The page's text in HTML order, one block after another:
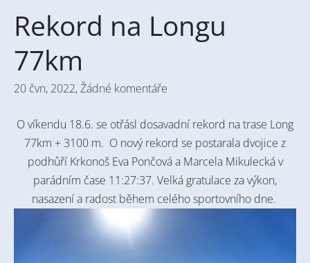
Rekord na Longu
77km
20 čvn, 2022,Žádné komentáře
O víkendu 18.6. se otřásl dosavadní rekord na trase Long
77km + 3100 m. O nový rekord se postarala dvojice z
podhůří Krkonoš Eva Pončová a Marcela Mikulecká v
parádním čase 11:27:37. Velká gratulace za výkon,
nasazení a radost během celého sportovního dne.